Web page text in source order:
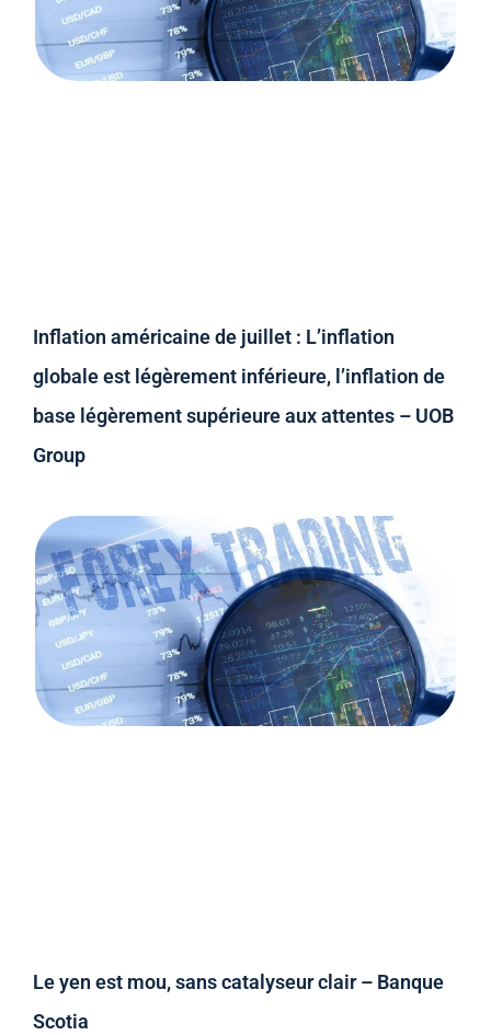
Inflation américaine de juillet : L’inflation
globale est légèrement inférieure, l’inflation de
base légèrement supérieure aux attentes – UOB
Group
Le yen est mou, sans catalyseur clair – Banque
Scotia